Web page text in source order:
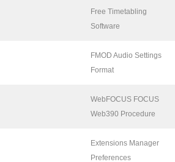
Free Timetabling
Software
FMOD Audio Settings
Format
WebFOCUS FOCUS
Web390 Procedure
Extensions Manager
Preferences